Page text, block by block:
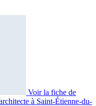
Voir la fiche de
à Saint-Étienne-du-